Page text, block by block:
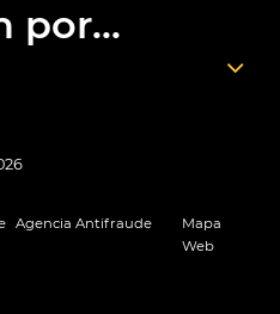
por...
Agencia Antifraude
Mapa
Web